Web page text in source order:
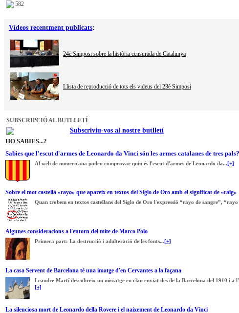
582
Vídeos recentment publicats:
24è Simposi sobre la història censurada de Catalunya
Llista de reproducció de tots els videus del 23è Simposi
SUBSCRIPCIÓ AL BUTLLETÍ
Subscriviu-vos al nostre butlletí
HO SABIES...?
Sabies que l'escut d'armes de Leonardo da Vinci són les armes catalanes de tres pals?
Al web de numericana podeu comprovar quin és l'escut d'armes de Leonardo da... [+]
Sobre el mot castellà «rayo» que apareix en textos del Siglo de Oro amb el significat de «raig»
Quan trobem en textos castellans del Siglo de Oro l'expressió “rayo de sangre”,
Algunes consideracions a l'entorn del mite de Marco Polo
Primera part: La destrucció i adulteració de les fonts... [+]
La casa Servent de Barcelona té una imatge d'en Cervantes a la façana
Leandre Martí descobreix un missatge en clau enviat des de la Barcelona del 1910 i a
[+]
La silenciosa mort de Leonardo della Rovere i el naixement de Leonardo da Vinci